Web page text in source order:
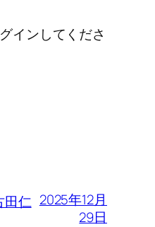
インしてくださ
田仁 2025年12月
29日